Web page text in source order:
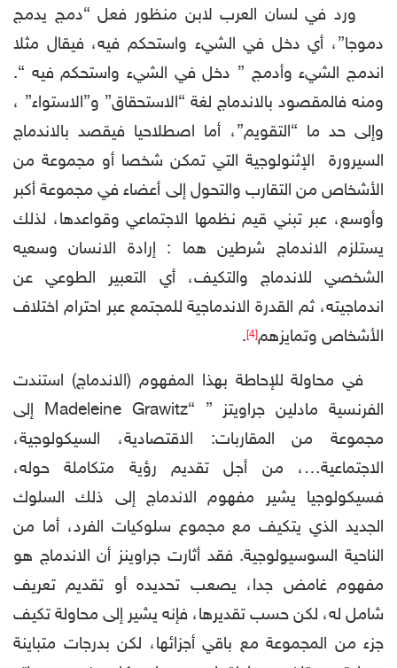
ورد في لسان العرب لابن منظور فعل “دمج يدمج
دموجا”، أي دخل في الشيء واستحكم فيه، فيقال مثلا
اندمج الشيء وأدمج ” دخل في الشيء واستحكم فيه “.
ومنه فالمقصود بالاندماج لغة “الاستحقاق” و”الاستواء” ،
وإلى حد ما “التقويم”، أما اصطلاحيا فيقصد بالاندماج
السيرورة الإثنولوجية التي تمكن شخصا أو مجموعة من
الأشخاص من التقارب والتحول إلى أعضاء في مجموعة أكبر
وأوسع، عبر تبني قيم نظمها الاجتماعي وقواعدها، لذلك
يستلزم الاندماج شرطين هما : إرادة الانسان وسعيه
الشخصي للاندماج والتكيف، أي التعبير الطوعي عن
اندماجيته، ثم القدرة الاندماجية للمجتمع عبر احترام اختلاف
الأشخاص وتمايزهم[4]
.
في محاولة للإحاطة بهذا المفهوم (الاندماج) استندت
الفرنسية مادلين جراويتز ” “Madeleine Grawitz إلى
مجموعة من المقاربات: الاقتصادية، السيكولوجية،
الاجتماعية…، من أجل تقديم رؤية متكاملة حوله،
فسیکولوجيا يشير مفهوم الاندماج إلى ذلك السلوك
الجديد الذي يتكيف مع مجموع سلوكيات الفرد، أما من
الناحية السوسيولوجية. فقد أثارت جراوينز أن الاندماج هو
مفهوم غامض جدا، يصعب تحديده أو تقديم تعريف
شامل له، لكن حسب تقديرها، فإنه يشير إلى محاولة تكيف
جزء من المجموعة مع باقي أجزائها، لكن بدرجات متباينة